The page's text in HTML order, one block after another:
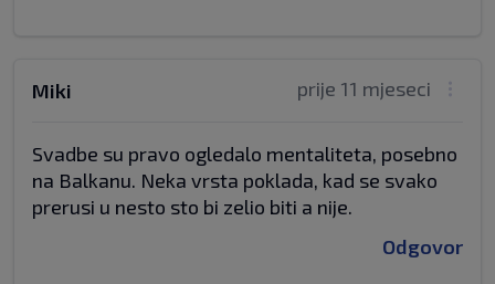
prije 11 mjeseci
Miki
Svadbe su pravo ogledalo mentaliteta, posebno
na Balkanu. Neka vrsta poklada, kad se svako
prerusi u nesto sto bi zelio biti a nije.
Odgovor